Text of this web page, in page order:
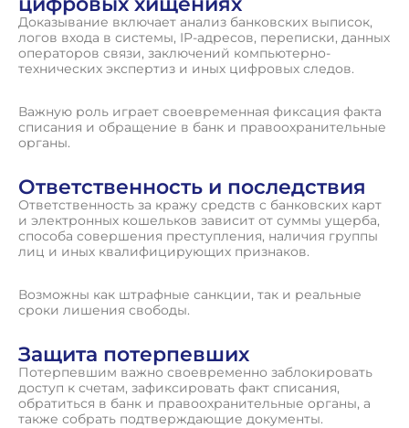
Доказывание включает анализ банковских выписок,
логов входа в системы, IP-адресов, переписки, данных
операторов связи, заключений компьютерно-
технических экспертиз и иных цифровых следов.
Важную роль играет своевременная фиксация факта
списания и обращение в банк и правоохранительные
органы.
Ответственность и последствия
Ответственность за кражу средств с банковских карт
и электронных кошельков зависит от суммы ущерба,
способа совершения преступления, наличия группы
лиц и иных квалифицирующих признаков.
Возможны как штрафные санкции, так и реальные
сроки лишения свободы.
Защита потерпевших
Потерпевшим важно своевременно заблокировать
доступ к счетам, зафиксировать факт списания,
обратиться в банк и правоохранительные органы, а
также собрать подтверждающие документы.